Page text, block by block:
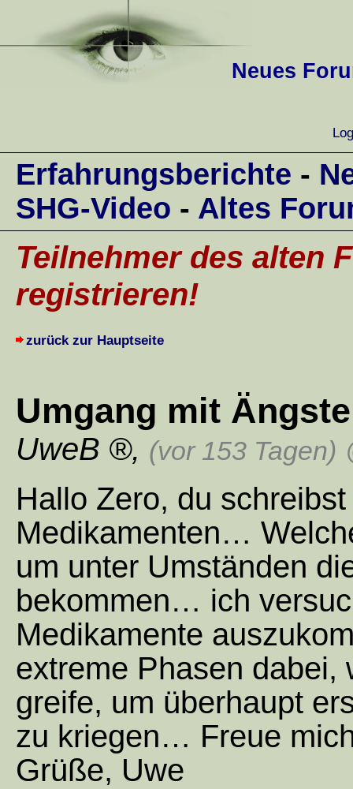
Neues
Erfahrungsberichte -
SHG-Video - Altes
Teilnehmer des alten
registrieren!
zurück zur Hauptseite
Umgang mit
UweB , (vor 153 Tagen)
Hallo Zero, du
Medikamenten…
um unter Umständen
bekommen… ich
Medikamente
extreme Phasen dabei,
greife, um überhaupt
zu kriegen… Freue
Grüße, Uwe